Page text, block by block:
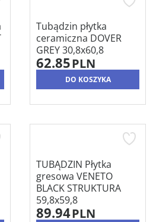
Tubądzin płytka
ceramiczna DOVER
GREY 30,8x60,8
62.85PLN
DO KOSZYKA
TUBĄDZIN Płytka
gresowa VENETO
BLACK STRUKTURA
59,8x59,8
89.94PLN